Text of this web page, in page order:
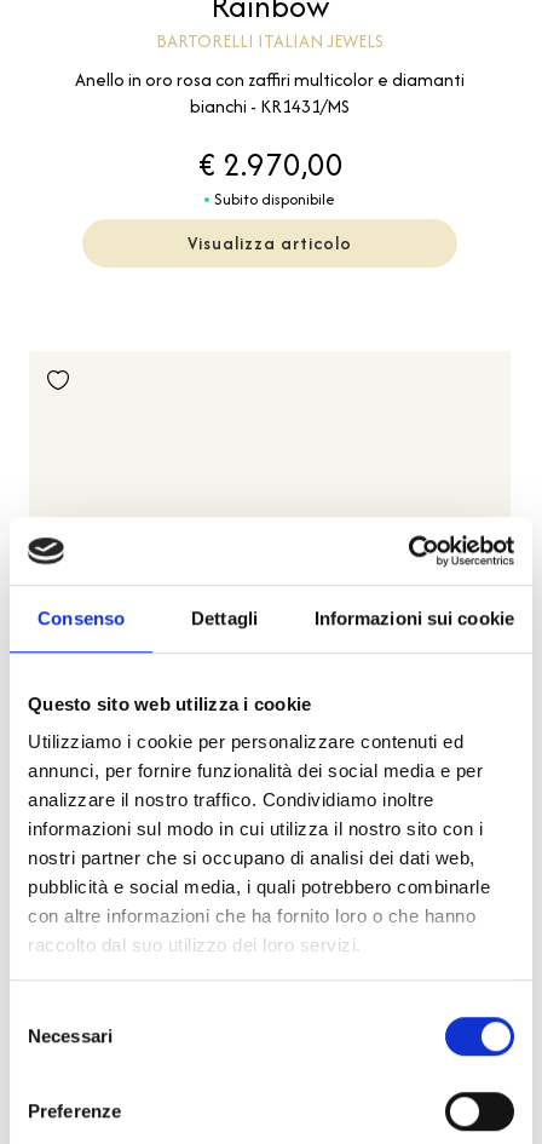
Consenso Dettagli Informazioni sui cookie
Questo sito web utilizza i cookie
Utilizziamo i cookie per personalizzare contenuti ed
annunci, per fornire funzionalità dei social media e per
analizzare il nostro traffico. Condividiamo inoltre
informazioni sul modo in cui utilizza il nostro sito con i
nostri partner che si occupano di analisi dei dati web,
pubblicità e social media, i quali potrebbero combinarle
con altre informazioni che ha fornito loro o che hanno
raccolto dal suo utilizzo dei loro servizi.
delNecessari
Preferenze
BARTORELLI ITALIAN JEWELS
Anello in oro rosa con zaffiri multicolor e diamanti
bianchi - KR1431/MS
€ 2.970,00
Subito disponibile
Visualizza articolo
Rainbow
BARTORELLI ITALIAN JEWELS
Bracciale tennis in oro giallo con zaffiri multicolor e
diamanti bianchi - 64340